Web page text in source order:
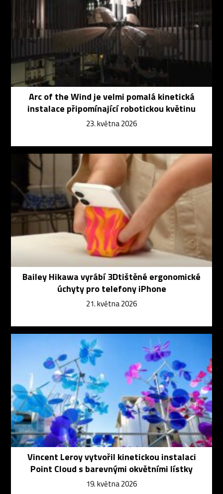
Arc of the Wind je velmi pomalá kinetická
instalace připomínající robotickou květinu
23. května 2026
Bailey Hikawa vyrábí 3Dtištěné ergonomické
úchyty pro telefony iPhone
21. května 2026
Vincent Leroy vytvořil kinetickou instalaci
Point Cloud s barevnými okvětními lístky
19. května 2026